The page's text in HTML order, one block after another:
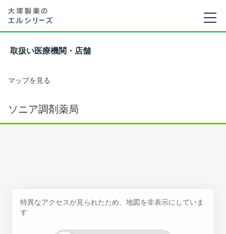
取扱い医療機関・店舗
マップを見る
ソニア調剤薬局
特異なアクセスが見られたため、地図を非表示にしていま
す